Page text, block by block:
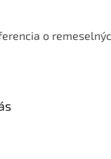
u
o